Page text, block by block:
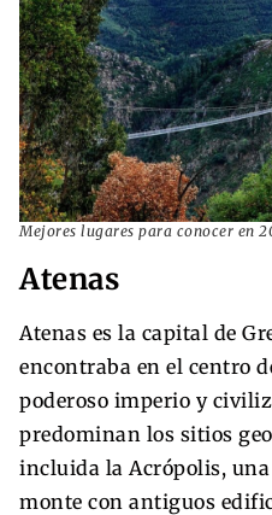
Mejores lugares para conocer en
Atenas
Atenas es la capital de
encontraba en el centro
poderoso imperio y
predominan los sitios
incluida la Acrópolis,
monte con antiguos